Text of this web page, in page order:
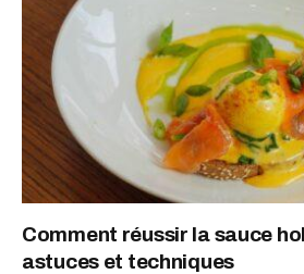
Comment réussir la sauce
astuces et techniques